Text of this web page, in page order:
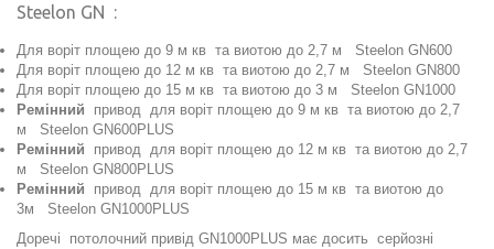
Steelon GN :
Для воріт площею до 9 м кв та виотою до 2,7 м Steelon GN600
Для воріт площею до 12 м кв та виотою до 2,7 м Steelon GN800
Для воріт площею до 15 м кв та виотою до 3 м Steelon GN1000
Ремінний
привод для воріт площею до 9 м кв та виотою до 2,7
м Steelon GN600PLUS
Ремінний
привод для воріт площею до 12 м кв та виотою до 2,7
м Steelon GN800PLUS
Ремінний
привод для воріт площею до 15 м кв та виотою до
3м Steelon GN1000PLUS
Доречі потолочний привід GN1000PLUS має досить серйозні